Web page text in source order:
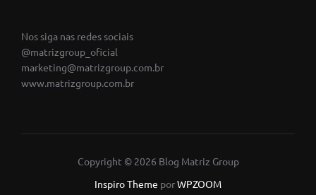
Nos siga nas redes sociais
@matrizgroup_oficial
marketing@matrizgroup.com.br
www.matrizgroup.com.br
Copyright © 2026 Blog Matriz Group
Inspiro Theme porWPZOOM